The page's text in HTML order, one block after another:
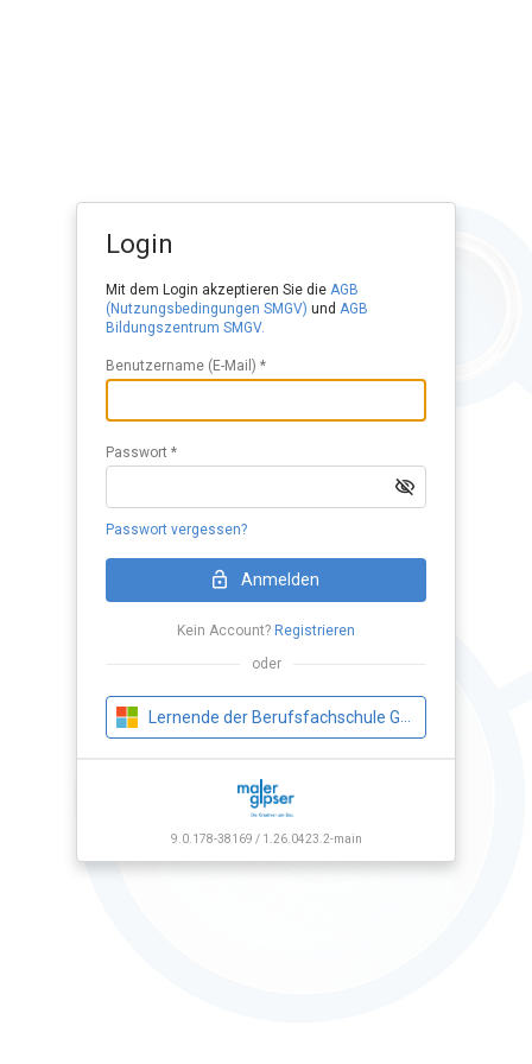
9.0.178-38169 / 1.26.0423.2-main
Login
Mit dem Login akzeptieren Sie die AGB
(Nutzungsbedingungen SMGV) und AGB
Bildungszentrum SMGV.
Benutzername (E-Mail) *
Passwort *
Passwort vergessen?
Anmelden
Kein Account? Registrieren
oder
Lernende der Berufsfachschule Gipser